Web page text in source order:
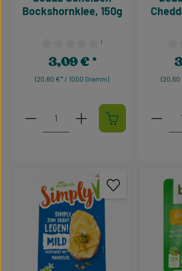
Durchschnittliche Bewertung von 0
¹
Bockshornklee, 150g
(20,60 €* / 1000 Gramm)
Regulärer Preis:
3,09 €
Produkt Anzahl: Gib den
(20,60